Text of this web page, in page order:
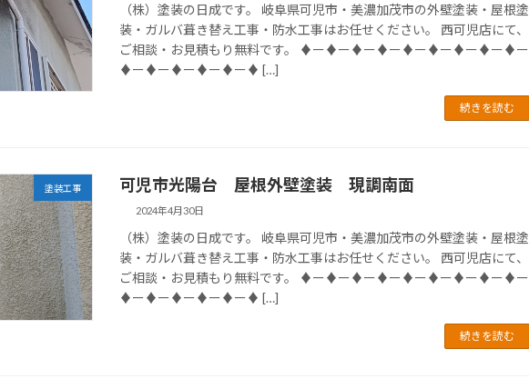
（株）塗装の日成です。 岐阜県可児市・美濃加茂市の外壁塗装・屋根塗
装・ガルバ葺き替え工事・防水工事はお任せください。 西可児店にて、
ご相談・お見積もり無料です。 ♦ー♦ー♦ー♦ー♦ー♦ー♦ー♦ー♦ー
♦ー♦ー♦ー♦ー♦ー♦ […]
続きを読む
塗装工事 可児市光陽台 屋根外壁塗装 現調南面
2024年4月30日
（株）塗装の日成です。 岐阜県可児市・美濃加茂市の外壁塗装・屋根塗
装・ガルバ葺き替え工事・防水工事はお任せください。 西可児店にて、
ご相談・お見積もり無料です。 ♦ー♦ー♦ー♦ー♦ー♦ー♦ー♦ー♦ー
♦ー♦ー♦ー♦ー♦ー♦ […]
続きを読む